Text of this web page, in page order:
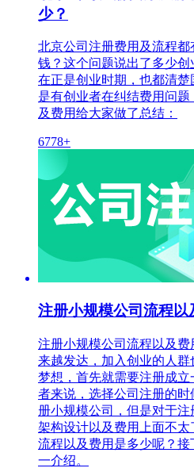
少？
北京公司注册费用及流程
钱？这个问题说出了多少
在正是创业时期，也都清
是有创业者在纠结费用问
及费用给大家做了总结：
6778+
注册小规模公司流程以
注册小规模公司流程以及
来越发达，加入创业的人
梦想，首先就需要注册成
者来说，选择公司注册的
册小规模公司，但是对于
架构设计以及费用上面不
流程以及费用是多少呢？
一介绍。